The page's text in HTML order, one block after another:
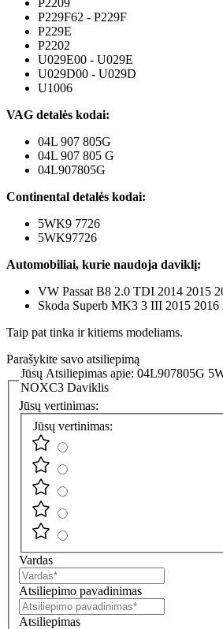
P229F62 - P229F
P229E
P2202
U029E00 - U029E
U029D00 - U029D
U1006
VAG detalės kodai:
04L 907 805G
04L 907 805 G
04L907805G
Continental detalės kodai:
5WK9 7726
5WK97726
Automobiliai, kurie naudoja daviklį:
VW Passat B8 2.0 TDI 2014 2015
Skoda Superb MK3 3 III 2015 2016
Taip pat tinka ir kitiems modeliams.
Parašykite savo atsiliepimą
Jūsų Atsiliepimas apie: 04L907805G
NOXC3 Daviklis
Jūsų vertinimas:
Jūsų vertinimas:
Vardas
Atsiliepimo pavadinimas
Atsiliepimas